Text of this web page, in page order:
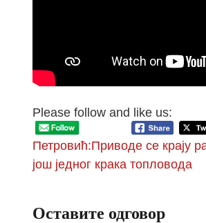
Please follow and like us:
Петровић:Приводе се крају
још једног крака топловода
Оставите одговор